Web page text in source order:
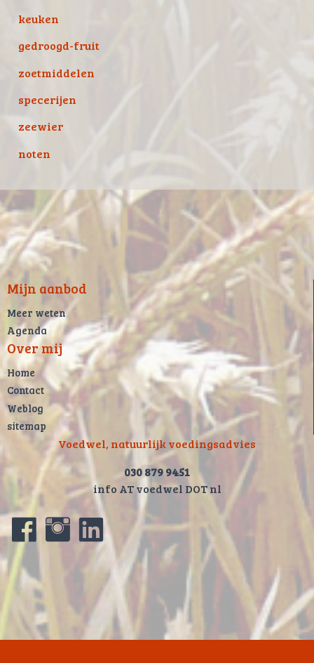
keuken
gedroogd-fruit
zoetmiddelen
specerijen
zeewier
noten
Mijn aanbod
Meer weten
Agenda
Over mij
Home
Contact
Weblog
sitemap
Voedwel, natuurlijk voedingsadvies
030 879 9451
info AT voedwel DOT nl